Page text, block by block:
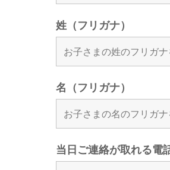
姓（フリガナ）
名（フリガナ）
当日ご連絡が取れる電